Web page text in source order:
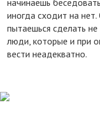
иногда сходит на
пытаешься сделать
люди, которые и при
вести неадекватно.